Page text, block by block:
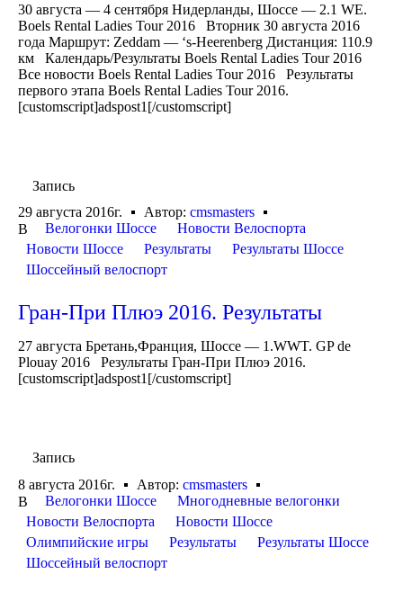
30 августа — 4 сентября Нидерланды, Шоссе — 2.1 WE.
Boels Rental Ladies Tour 2016 Вторник 30 августа 2016
года Маршрут: Zeddam — ‘s-Heerenberg Дистанция: 110.9
км Календарь/Результаты Boels Rental Ladies Tour 2016
Все новости Boels Rental Ladies Tour 2016 Результаты
первого этапа Boels Rental Ladies Tour 2016.
[customscript]adspost1[/customscript]
Запись
29 августа 2016г.
Автор: cmsmasters
В
Велогонки Шоссе
Новости Велоспорта
Новости Шоссе
Результаты
Результаты Шоссе
Шоссейный велоспорт
Гран-При Плюэ 2016. Результаты
27 августа Бретань,Франция, Шоссе — 1.WWT. GP de
Plouay 2016 Результаты Гран-При Плюэ 2016.
[customscript]adspost1[/customscript]
Запись
8 августа 2016г.
Автор: cmsmasters
В
Велогонки Шоссе
Многодневные велогонки
Новости Велоспорта
Новости Шоссе
Олимпийские игры
Результаты
Результаты Шоссе
Шоссейный велоспорт